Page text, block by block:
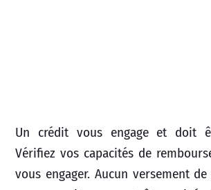
Un crédit vous engage et doit
Vérifiez vos capacités de
vous engager. Aucun versement